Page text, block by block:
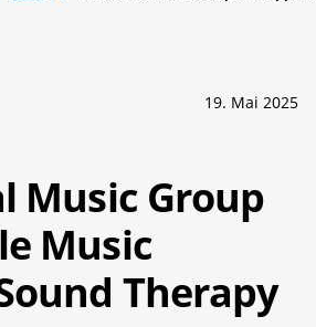
19. Mai 2025
Music Group
Music
Therapy